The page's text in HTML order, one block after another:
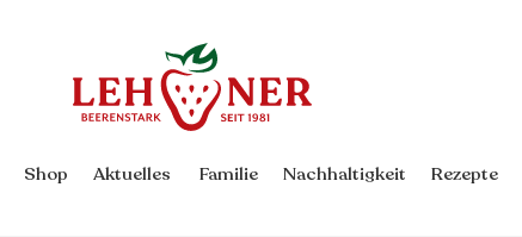
Shop Aktuelles Familie Nachhaltigkeit Rezepte
To
Top